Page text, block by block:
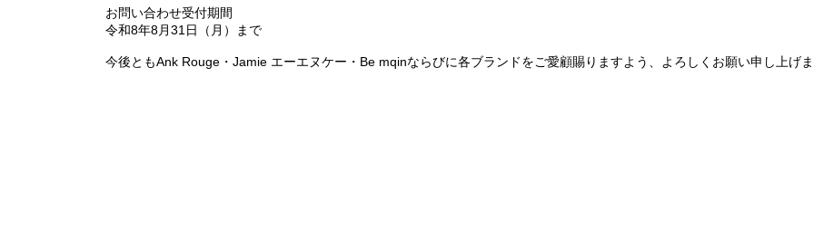
お問い合わせ受付期間
令和8年8月31日（月）まで
今後ともAnk Rouge・Jamie エーエヌケー・Be mqinならびに各ブランドをご愛顧賜りますよう、よろしくお願い申し上げま